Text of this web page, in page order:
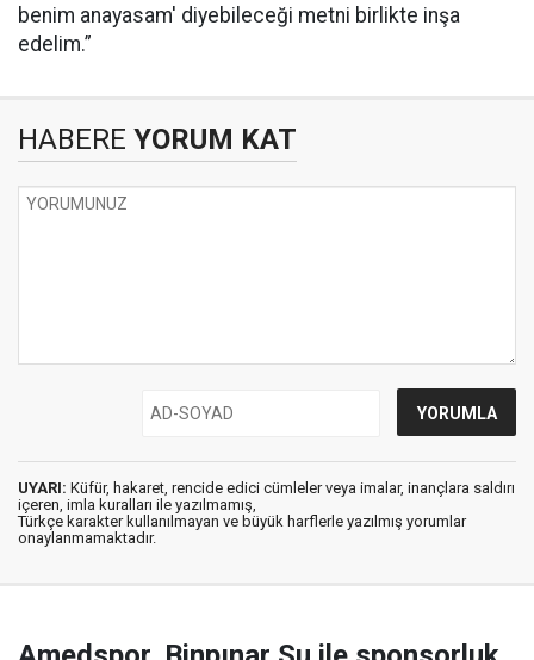
benim anayasam' diyebileceği metni birlikte inşa
edelim.”
HABERE YORUM KAT
UYARI: Küfür, hakaret, rencide edici cümleler veya imalar, inançlara saldırı
içeren, imla kuralları ile yazılmamış,
Türkçe karakter kullanılmayan ve büyük harflerle yazılmış yorumlar
onaylanmamaktadır.